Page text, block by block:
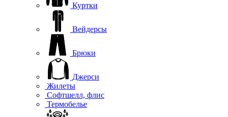
Куртки
Вейдерсы
Брюки
Джерси
Жилеты
Софтшелл, флис
Термобелье